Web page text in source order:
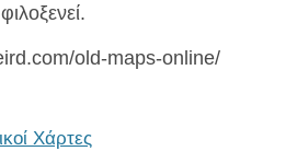
old-maps-online/
Χάρτες